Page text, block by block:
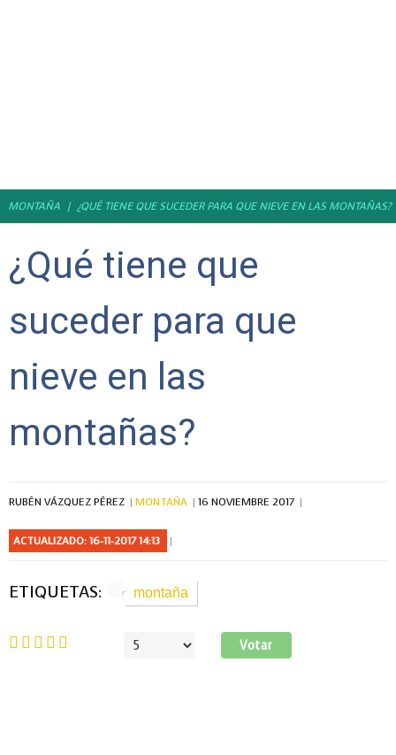
MONTAÑA ¿QUÉ TIENE QUE SUCEDER PARA QUE NIEVE EN LAS MONTAÑAS?
¿Qué tiene que
suceder para que
nieve en las
montañas?
RUBÉN VÁZQUEZ PÉREZ MONTAÑA 16 NOVIEMBRE 2017
ACTUALIZADO: 16-11-2017 14:13
ETIQUETAS: montaña
Ratio: 5
Por